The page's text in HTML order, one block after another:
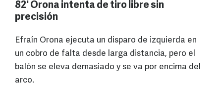
82' Orona intenta de tiro libre sin
precisión
Efraín Orona ejecuta un disparo de izquierda en
un cobro de falta desde larga distancia, pero el
balón se eleva demasiado y se va por encima del
arco.